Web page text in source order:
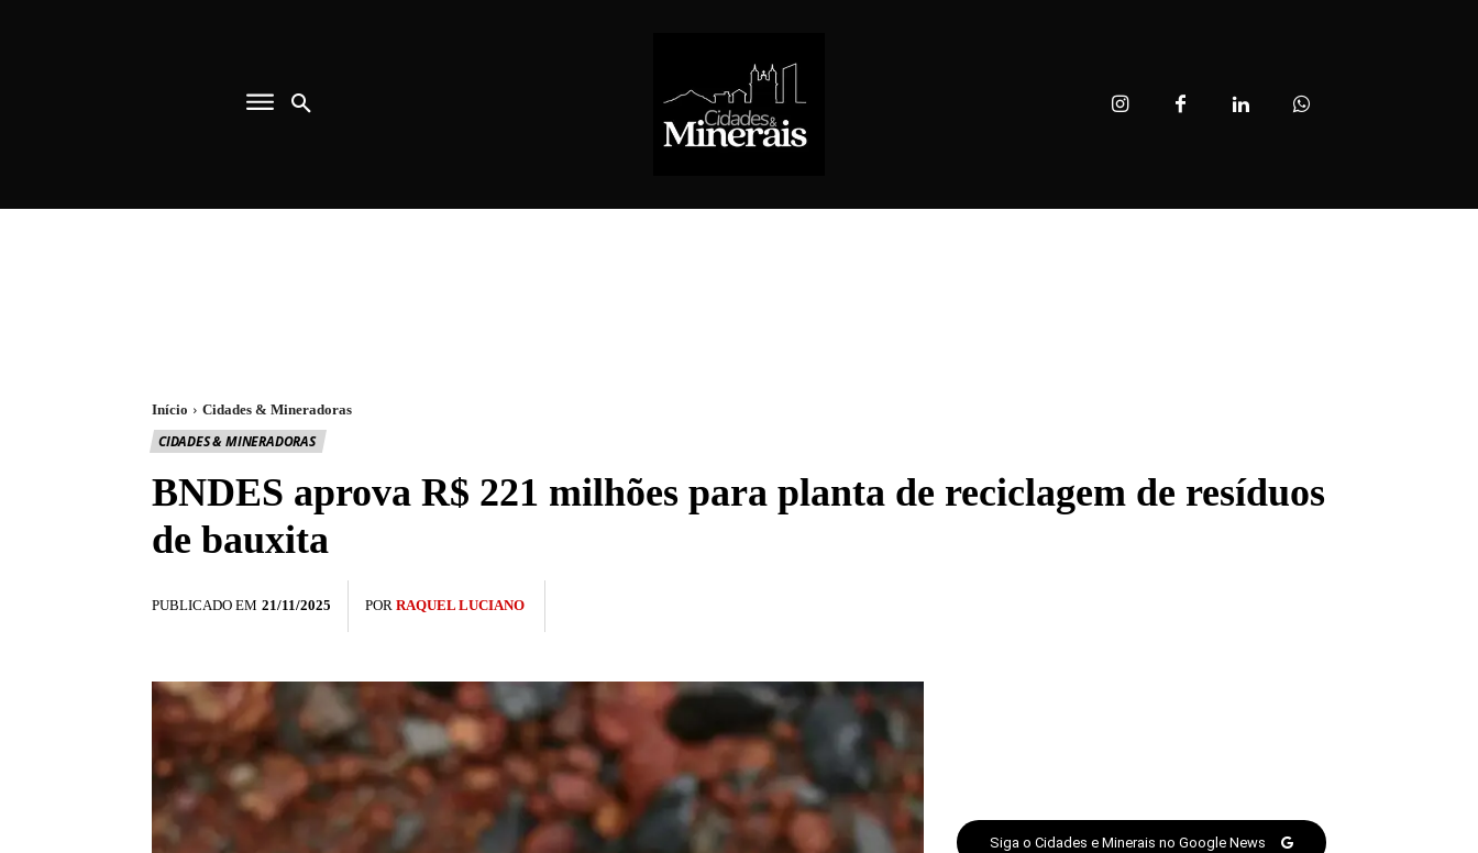
Início Cidades & Mineradoras
CIDADES & MINERADORAS
BNDES aprova R$ 221 milhões para planta de reciclagem de resíduos
de bauxita
PUBLICADO EM 21/11/2025 POR RAQUEL LUCIANO
Siga o Cidades e Minerais no Google News